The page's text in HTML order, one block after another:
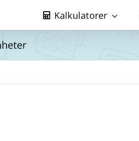
Kalkulatorer